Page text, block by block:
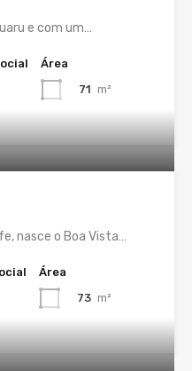
e com um…
Área
71 m²
nasce o Boa Vista…
Área
73 m²